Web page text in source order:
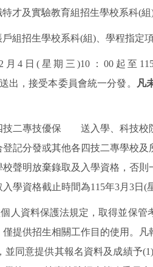
才及實驗教育組招生學校系科(組
組招生學校系科(組) 、學程指定
2 月4 日( 星期三)10 ：00 起至
出，接受本委員會統一分發。
凡
技二專技優保 送入學、科技校
記分發或其他各四技二專學校
聲明放棄錄取及入學資格，否
學資格截止時間為115年3月 3日 (
人資料保護法規定，取得並保
提供招生相關工作目的使用。
並同意提供其報名資料及成績予(1)